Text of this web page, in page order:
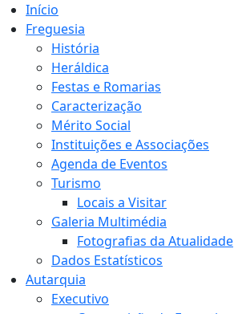
Início
Freguesia
História
Heráldica
Festas e Romarias
Caracterização
Mérito Social
Instituições e Associações
Agenda de Eventos
Turismo
Locais a Visitar
Galeria Multimédia
Fotografias da Atualidade
Dados Estatísticos
Autarquia
Executivo